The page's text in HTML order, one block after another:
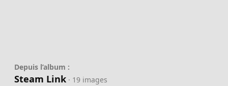
Depuis l’album :
Steam Link · 19 images